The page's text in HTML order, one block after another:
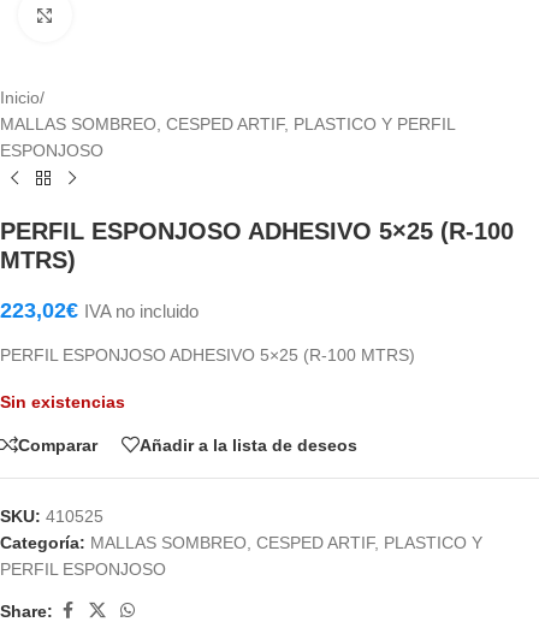
Inicio/
MALLAS SOMBREO, CESPED ARTIF, PLASTICO Y PERFIL
ESPONJOSO
PERFIL ESPONJOSO ADHESIVO 5×25 (R-100
MTRS)
223,02€ IVA no incluido
PERFIL ESPONJOSO ADHESIVO 5×25 (R-100 MTRS)
Sin existencias
Comparar Añadir a la lista de deseos
SKU: 410525
Categoría: MALLAS SOMBREO, CESPED ARTIF, PLASTICO Y
PERFIL ESPONJOSO
Share: